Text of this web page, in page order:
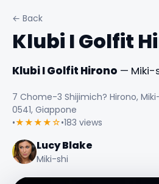
← Back
Klubi I Golfit
Klubi I Golfit Hirono — Miki-
7 Chome-3 Shijimich? Hirono,
0541, Giappone
•★★★★☆•183 views
Lucy Blake
Miki-shi